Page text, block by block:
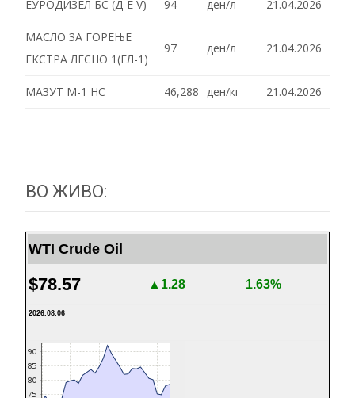
ЕУРОДИЗЕЛ БС (Д-Е V) 94 ден/л 21.04.2026
МАСЛО ЗА ГОРЕЊЕ
ЕКСТРА ЛЕСНО 1(ЕЛ-1)
97 ден/л 21.04.2026
МАЗУТ М-1 HC 46,288 ден/кг 21.04.2026
ВО ЖИВО:
WTI Crude Oil
$78.57 ▲1.28 1.63%
2026.08.06